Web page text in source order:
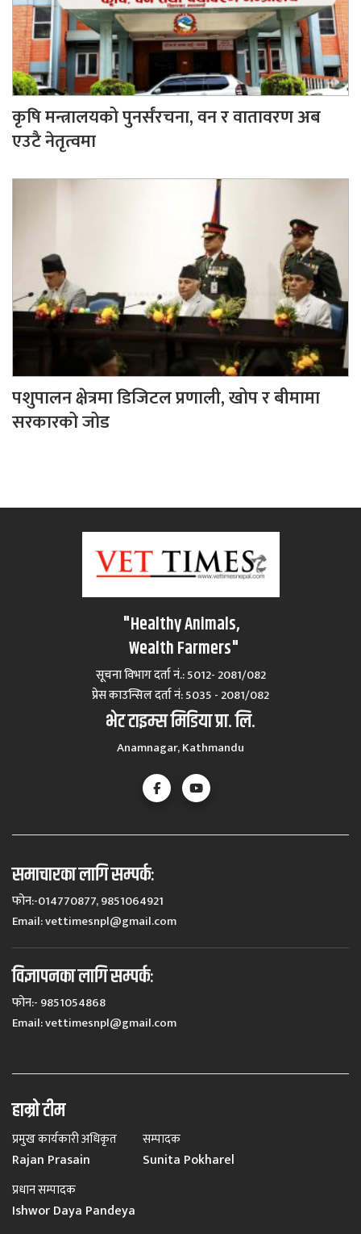
कृषि मन्त्रालयको पुनर्संरचना, वन र वातावरण अब
एउटै नेतृत्वमा
पशुपालन क्षेत्रमा डिजिटल प्रणाली, खोप र बीमामा
सरकारको जोड
"Healthy Animals,
Wealth Farmers"
सूचना विभाग दर्ता नं.: 5012- 2081/082
प्रेस काउन्सिल दर्ता नं‍: 5035 - 2081/082
भेट टाइम्स मिडिया प्रा. लि.
Anamnagar, Kathmandu
समाचारका लागि सम्पर्कः
फोन:-014770877, 9851064921
Email:vettimesnpl@gmail.com
विज्ञापनका लागि सम्पर्कः
फोन:- 9851054868
Email:vettimesnpl@gmail.com
हाम्रो टीम
प्रमुख कार्यकारी अधिकृत
Rajan Prasain
सम्पादक
Sunita Pokharel
प्रधान सम्पादक
Ishwor Daya Pandeya